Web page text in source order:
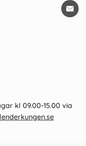
kl 09.00-15.00 via